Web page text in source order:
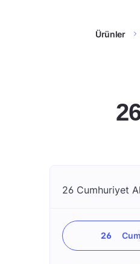
Ürünler
26 Cumhuriyet